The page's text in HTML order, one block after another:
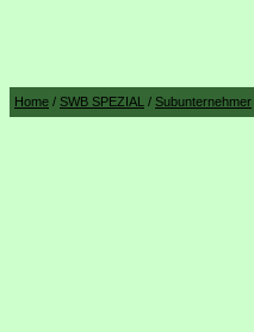
Home / SWB SPEZIAL / Subunternehmer